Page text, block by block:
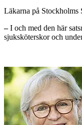
Läkarna på
–I och med den här
sjuksköterskor och